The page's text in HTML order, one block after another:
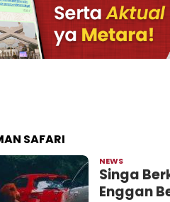
SAFARI
NEWS
Metara
Singa
Enggan